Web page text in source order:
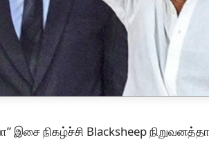
இசை நிகழ்ச்சி Blacksheep